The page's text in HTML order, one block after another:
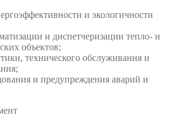
и экологичности
и диспетчеризации тепло- и
объектов;
технического обслуживания и
и предупреждения аварий и